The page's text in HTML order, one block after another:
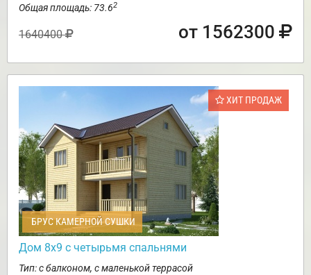
Общая площадь: 73.62
1640400 от 1562300
ХИТ ПРОДАЖ
БРУС КАМЕРНОЙ СУШКИ
Дом 8х9 с четырьмя спальнями
Тип: с балконом, с маленькой террасой